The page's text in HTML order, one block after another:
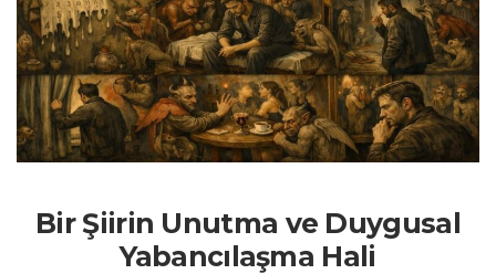
Bir Şiirin Unutma ve Duygusal
Yabancılaşma Hali